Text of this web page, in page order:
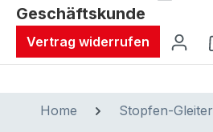
Geschäftskunde
Vertrag widerrufen
Home Stopfen-Gleiter